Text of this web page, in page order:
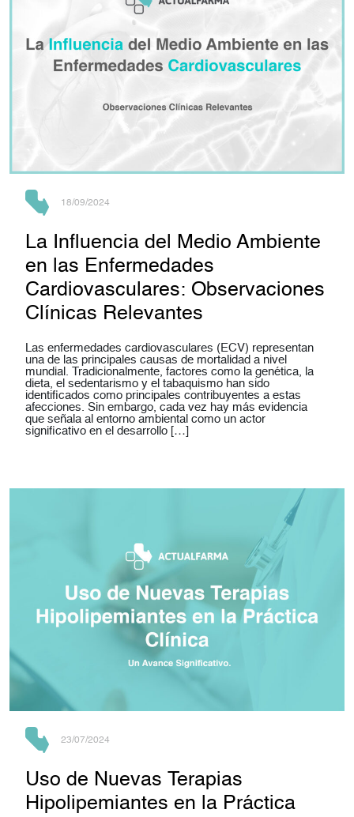
18/09/2024
La Influencia del Medio Ambiente
en las Enfermedades
Cardiovasculares: Observaciones
Clínicas Relevantes
Las enfermedades cardiovasculares (ECV) representan
una de las principales causas de mortalidad a nivel
mundial. Tradicionalmente, factores como la genética, la
dieta, el sedentarismo y el tabaquismo han sido
identificados como principales contribuyentes a estas
afecciones. Sin embargo, cada vez hay más evidencia
que señala al entorno ambiental como un actor
significativo en el desarrollo […]
23/07/2024
Uso de Nuevas Terapias
Hipolipemiantes en la Práctica